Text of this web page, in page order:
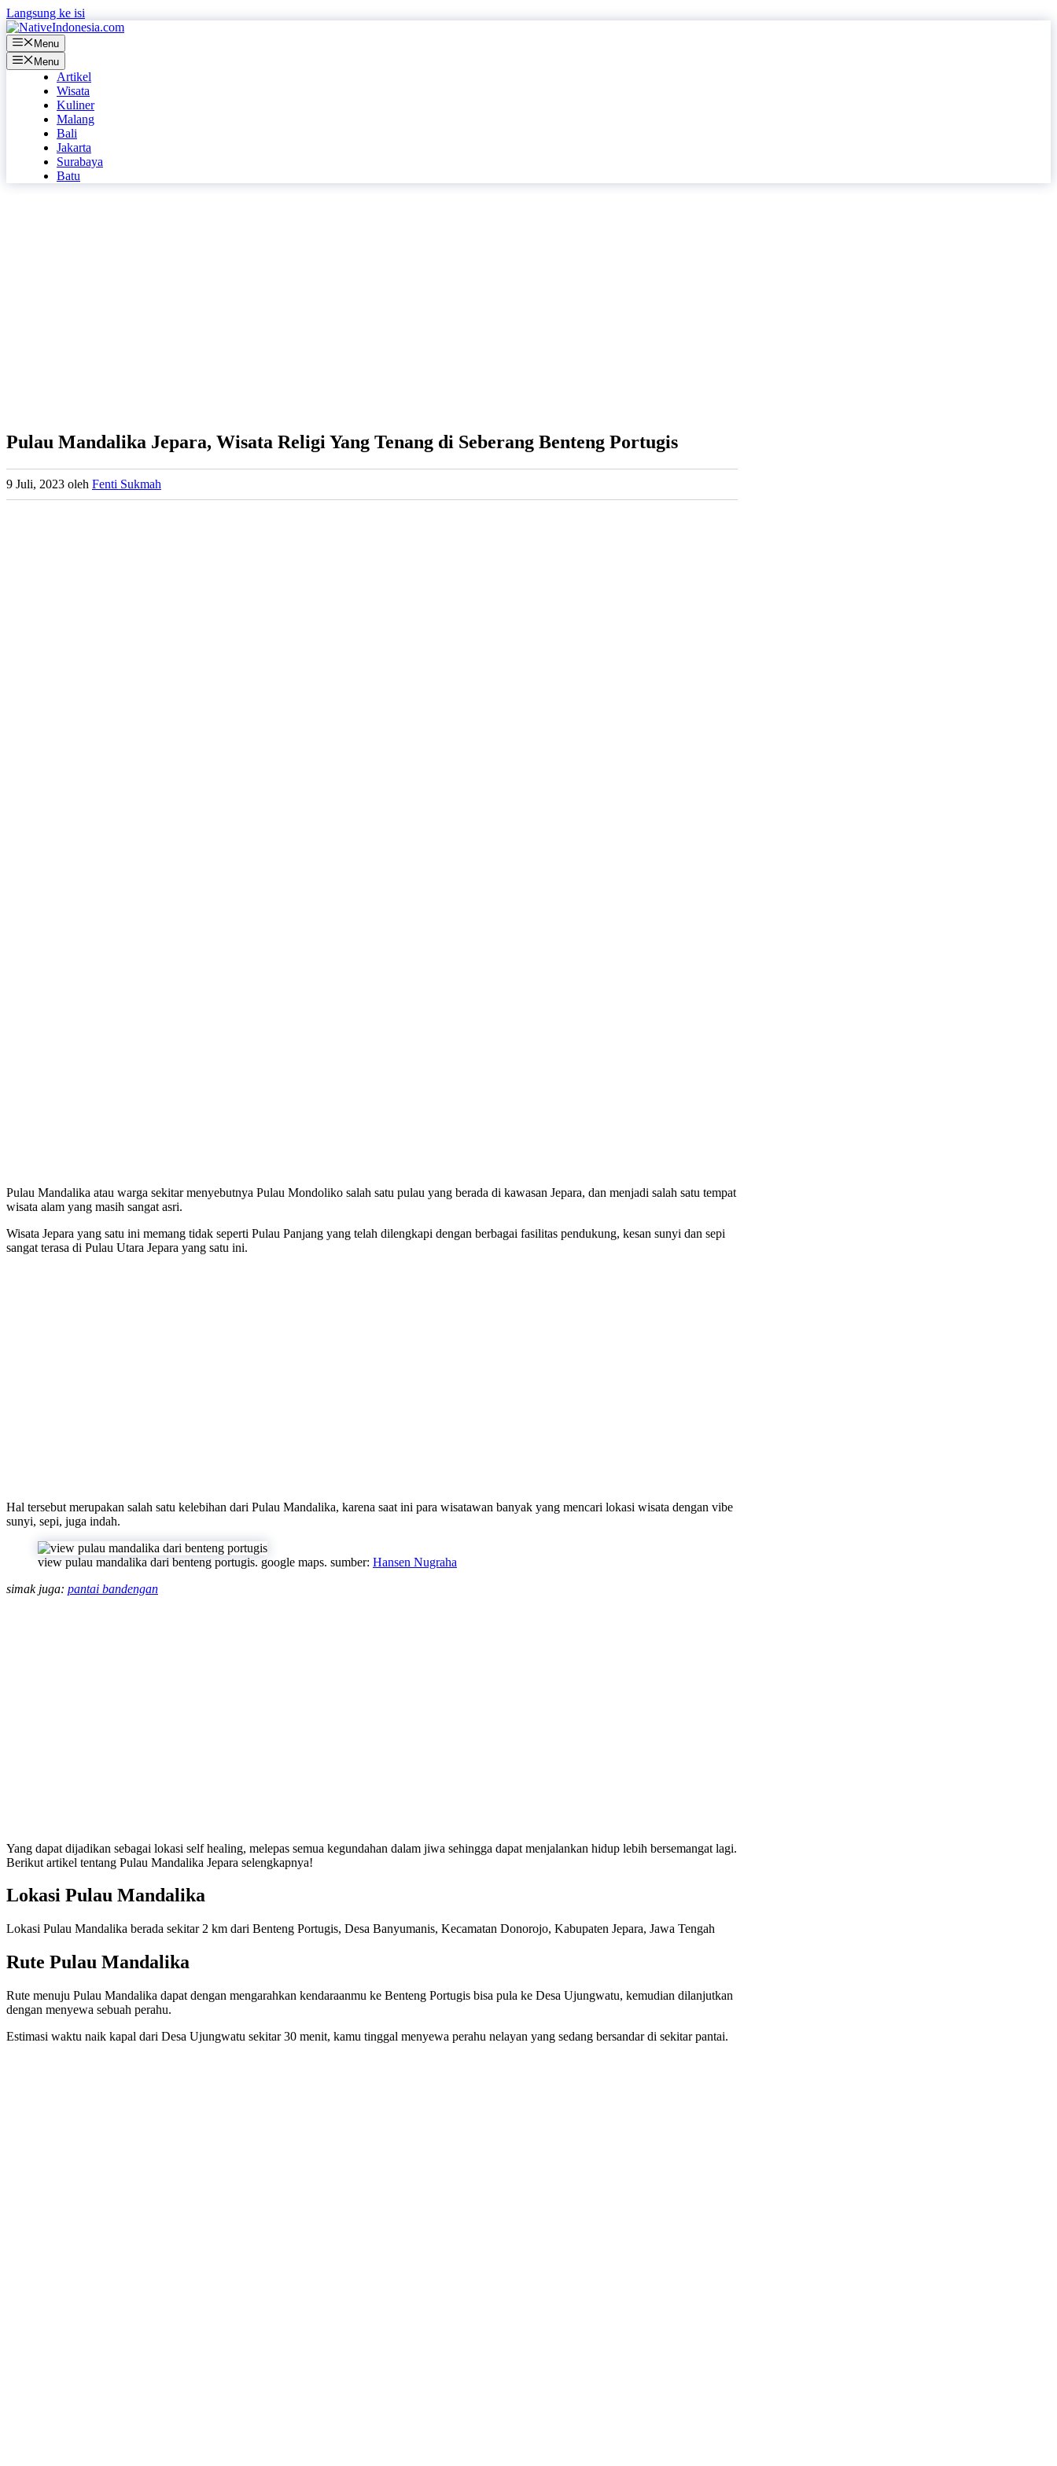
Langsung ke isi
Menu
Menu
Artikel
Wisata
Kuliner
Malang
Bali
Jakarta
Surabaya
Batu
Pulau Mandalika Jepara, Wisata Religi Yang Tenang di Seberang Benteng Portugis
9 Juli, 2023 oleh Fenti Sukmah
Pulau Mandalika atau warga sekitar menyebutnya Pulau Mondoliko salah satu pulau yang berada di kawasan Jepara, dan menjadi salah satu tempat
wisata alam yang masih sangat asri.
Wisata Jepara yang satu ini memang tidak seperti Pulau Panjang yang telah dilengkapi dengan berbagai fasilitas pendukung, kesan sunyi dan sepi
sangat terasa di Pulau Utara Jepara yang satu ini.
Hal tersebut merupakan salah satu kelebihan dari Pulau Mandalika, karena saat ini para wisatawan banyak yang mencari lokasi wisata dengan vibe
sunyi, sepi, juga indah.
view pulau mandalika dari benteng portugis. google maps. sumber: Hansen Nugraha
simak juga: pantai bandengan
Yang dapat dijadikan sebagai lokasi self healing, melepas semua kegundahan dalam jiwa sehingga dapat menjalankan hidup lebih bersemangat lagi.
Berikut artikel tentang Pulau Mandalika Jepara selengkapnya!
Lokasi Pulau Mandalika
Lokasi Pulau Mandalika berada sekitar 2 km dari Benteng Portugis, Desa Banyumanis, Kecamatan Donorojo, Kabupaten Jepara, Jawa Tengah
Rute Pulau Mandalika
Rute menuju Pulau Mandalika dapat dengan mengarahkan kendaraanmu ke Benteng Portugis bisa pula ke Desa Ujungwatu, kemudian dilanjutkan
dengan menyewa sebuah perahu.
Estimasi waktu naik kapal dari Desa Ujungwatu sekitar 30 menit, kamu tinggal menyewa perahu nelayan yang sedang bersandar di sekitar pantai.